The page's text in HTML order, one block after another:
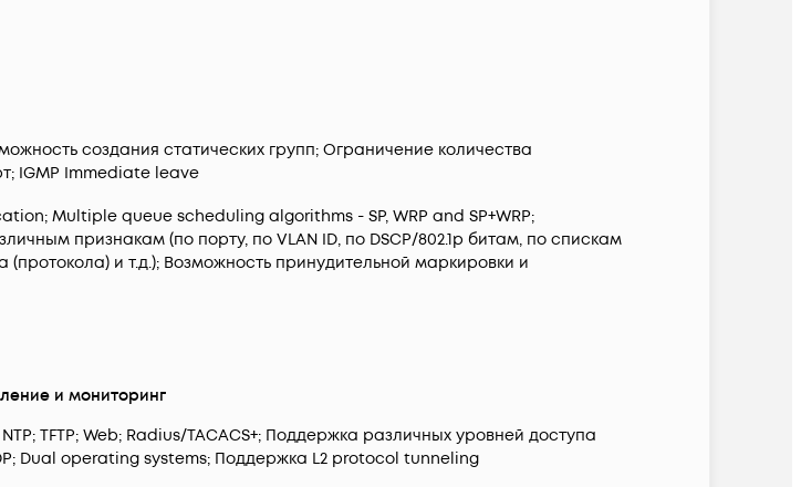
создания статических групп; Ограничение количества
IGMP Immediate leave
Multiple queue scheduling algorithms - SP, WRP and SP+WRP;
признакам (по порту, по VLAN ID, по DSCP/802.1р битам, по спискам
(протокола) и т.д.); Возможность принудительной маркировки и
и мониторинг
TFTP; Web; Radius/TACACS+; Поддержка различных уровней доступа
Dual operating systems; Поддержка L2 protocol tunneling